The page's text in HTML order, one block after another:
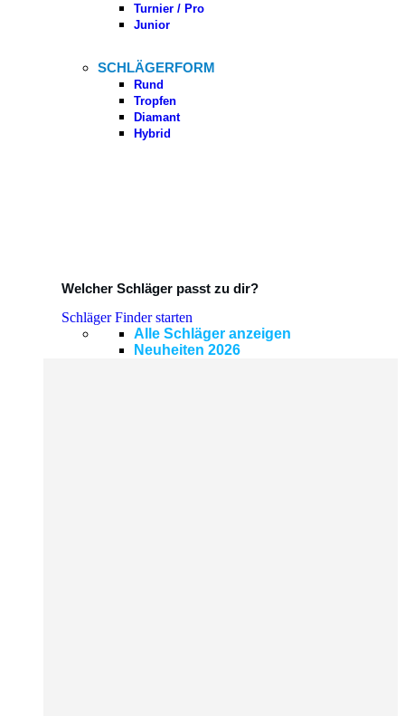
Turnier / Pro
Junior
SCHLÄGERFORM
Rund
Tropfen
Diamant
Hybrid
Welcher Schläger passt zu dir?
Schläger Finder starten
Alle Schläger anzeigen
Neuheiten 2026